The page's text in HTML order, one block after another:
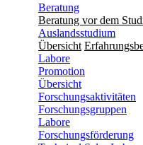
Beratung
Beratung vor dem
Auslandsstudium
Übersicht
Labore
Promotion
Übersicht
Forschungsaktivitäten
Forschungsgruppen
Labore
Forschungsförderung